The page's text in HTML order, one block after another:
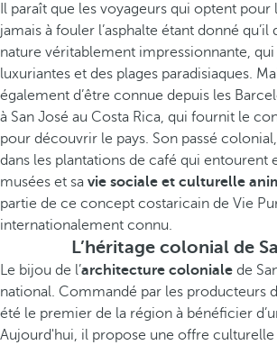
Il paraît que les voyageurs qui optent pour
jamais à fouler l’asphalte étant donné qu’il
nature véritablement impressionnante,
luxuriantes et des plages paradisiaques.
également d’être connue depuis les
à San José au Costa Rica, qui fournit le
pour découvrir le pays. Son passé
dans les plantations de café qui entourent
musées et sa vie sociale et culturelle
partie de ce concept costaricain de Vie
internationalement connu.
L’héritage colonial de
Le bijou de l’architecture coloniale de
national. Commandé par les producteurs
été le premier de la région à bénéficier
Aujourd'hui, il propose une offre culturelle